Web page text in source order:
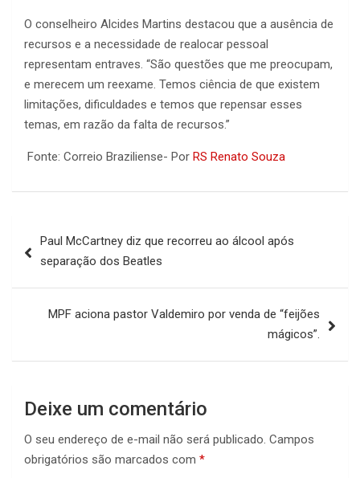
O conselheiro Alcides Martins destacou que a ausência de
recursos e a necessidade de realocar pessoal
representam entraves. “São questões que me preocupam,
e merecem um reexame. Temos ciência de que existem
limitações, dificuldades e temos que repensar esses
temas, em razão da falta de recursos.”
Fonte: Correio Braziliense- Por RS Renato Souza
de
Paul McCartney diz que recorreu ao álcool após
separação dos Beatles
MPF aciona pastor Valdemiro por venda de “feijões
mágicos”.
Deixe um comentário
O seu endereço de e-mail não será publicado. Campos
obrigatórios são marcados com *